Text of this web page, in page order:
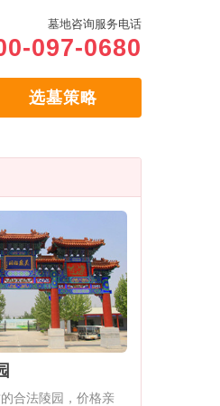
墓地咨询服务电话
097-0680
选墓策略
合法陵园，价格亲